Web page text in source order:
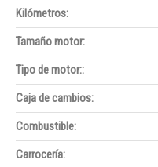
Kilómetros:
Tamaño motor:
Tipo de motor::
Caja de cambios:
Combustible:
Carrocería: